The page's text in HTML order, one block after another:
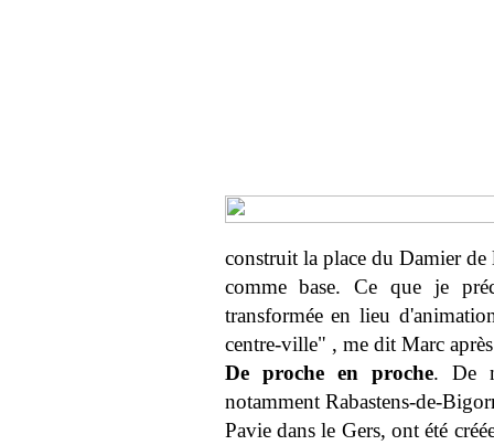
construit la place du Damier de
comme base. Ce que je
transformée en lieu
centre-ville" , me dit Marc
De proche en proche. De
notamment Rabastens-de-
Pavie dans le Gers, ont été